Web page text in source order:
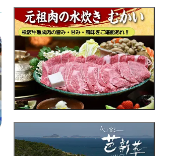
開催日：2026年3月1日(日)～